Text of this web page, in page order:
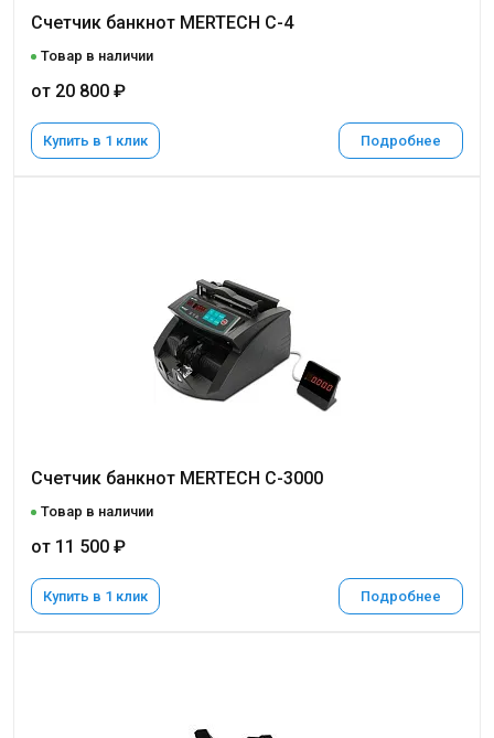
Счетчик банкнот MERTECH C-4
Товар в наличии
от 20 800 ₽
Купить в 1 клик Подробнее
Счетчик банкнот MERTECH C-3000
Товар в наличии
от 11 500 ₽
Купить в 1 клик Подробнее